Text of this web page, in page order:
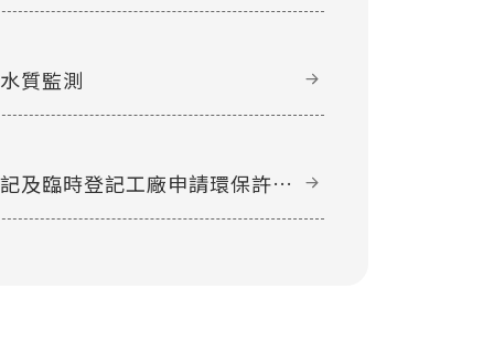
質監測
及臨時登記工廠申請環保許可